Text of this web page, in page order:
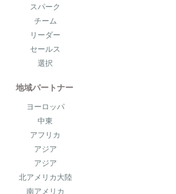
スパーク
チーム
リーダー
セールス
選択
地域パートナー
ヨーロッパ
中東
アフリカ
アジア
アジア
北アメリカ大陸
南アメリカ